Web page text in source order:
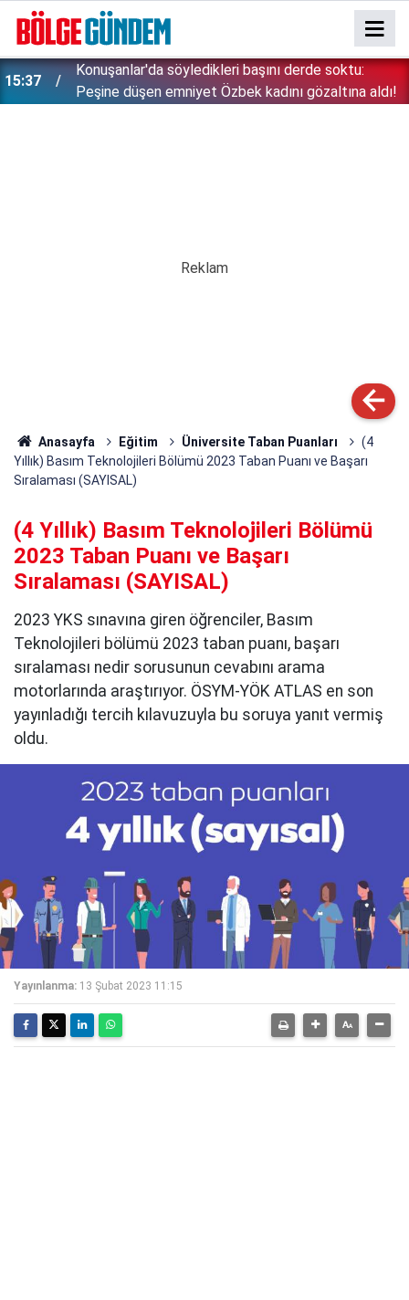
15:37
Konuşanlar'da söyledikleri başını derde soktu:
Peşine düşen emniyet Özbek kadını gözaltına aldı!
Anasayfa Eğitim Üniversite Taban Puanları
(4
Yıllık) Basım Teknolojileri Bölümü 2023 Taban Puanı ve Başarı
Sıralaması (SAYISAL)
(4 Yıllık) Basım Teknolojileri Bölümü
2023 Taban Puanı ve Başarı
Sıralaması (SAYISAL)
2023 YKS sınavına giren öğrenciler, Basım
Teknolojileri bölümü 2023 taban puanı, başarı
sıralaması nedir sorusunun cevabını arama
motorlarında araştırıyor. ÖSYM-YÖK ATLAS en son
yayınladığı tercih kılavuzuyla bu soruya yanıt vermiş
oldu.
Yayınlanma: 13 Şubat 2023 11:15